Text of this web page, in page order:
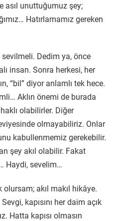
asıl unuttuğumuz şey;
Hatırlamamız gereken
Dedim ya, önce
insan. Sonra herkesi, her
“bil” diyor anlamlı tek hece.
Aklın önemi de burada
olabilirler. Diğer
olmayabiliriz. Onlar
kabullenmemiz gerekebilir.
şey akıl olabilir. Fakat
Haydi, sevelim…
akıl makıl hikâye.
kapısını her daim açık
Hatta kapısı olmasın